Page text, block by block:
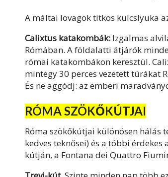
A máltai lovagok titkos kulcslyuka
Calixtus katakombák: Izgalmas
Rómában. A földalatti átjárók
római katakombákon keresztül.
mintegy 30 perces vezetett túrákat
És ne aggódj: az emberi
RÓMA SZÖKŐKÚTJAI
Róma szökőkútjai különösen
kedves teknősei) és a többi
kútján, a Fontana dei Quattro